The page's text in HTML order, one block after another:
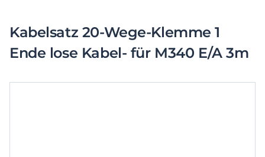
Kabelsatz 20-Wege-Klemme 1
Ende lose Kabel- für M340 E/A 3m